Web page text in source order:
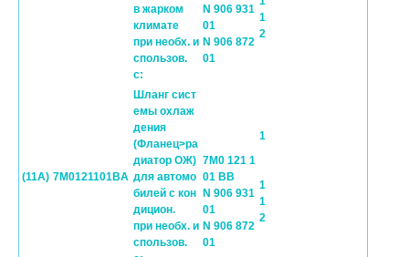
в жарком
климате
при необх. и
спользов.
с:
N 906 931
01
N 906 872
01
1
2
(11A) 7M0121101BA
Шланг сист
емы охлаж
дения
(Фланец>ра
диатор ОЖ)
для автомо
билей с кон
дицион.
при необх. и
спользов.
7M0 121 1
01 BB
N 906 931
01
N 906 872
01
1
1
1
2